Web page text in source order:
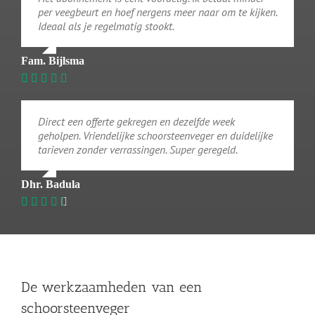
per veegbeurt en hoef nergens meer naar om te kijken.
Ideaal als je regelmatig stookt.
Fam. Bijlsma
Direct een offerte gekregen en dezelfde week
geholpen. Vriendelijke schoorsteenveger en duidelijke
tarieven zonder verrassingen. Super geregeld.
Dhr. Badula
De werkzaamheden van een
schoorsteenveger